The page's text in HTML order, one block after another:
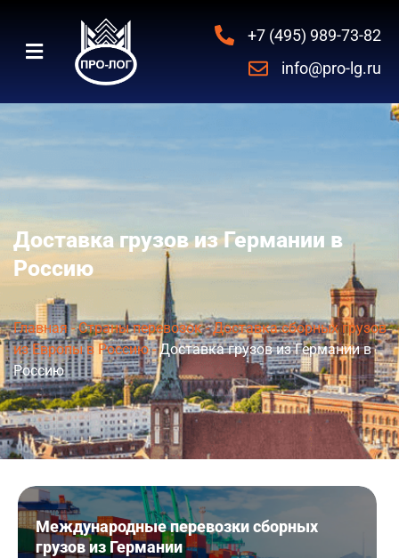
+7 (495) 989-73-82
info@pro-lg.ru
Доставка грузов из Германии в
Россию
Главная-Страны перевозок-Доставка сборных грузов
из Европы в Россию-Доставка грузов из Германии в
Россию
Международные перевозки сборных
грузов из Германии